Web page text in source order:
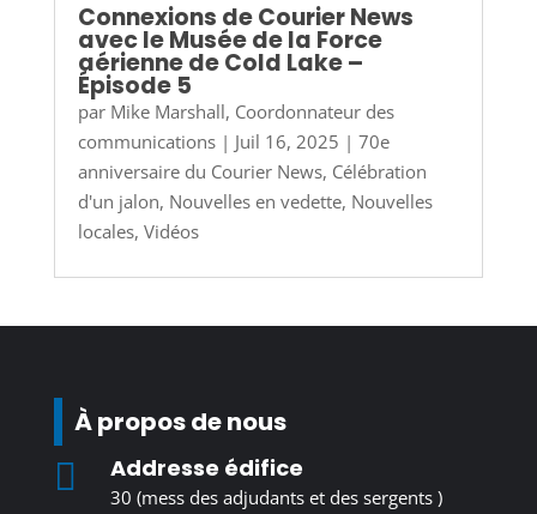
Connexions de Courier News
avec le Musée de la Force
aérienne de Cold Lake –
Épisode 5
par Mike Marshall, Coordonnateur des
communications| Juil 16, 2025 | 70e
anniversaire du Courier News, Célébration
d'un jalon, Nouvelles en vedette, Nouvelles
locales, Vidéos
À propos de nous
 Addresse édifice
30 (mess des adjudants et des sergents )